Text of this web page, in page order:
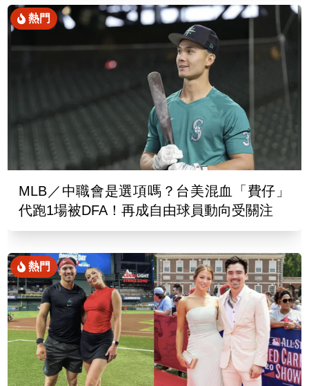
熱門
MLB／中職會是選項嗎？台美混血「費仔」
代跑1場被DFA！再成自由球員動向受關注
熱門